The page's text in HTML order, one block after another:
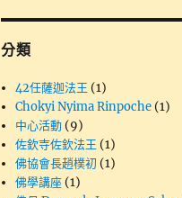
分類
42任薩迦法王 (1)
Chokyi Nyima Rinpoche (1)
中心活動 (9)
佐欽寺佐欽法王 (1)
佛協會長趙樸初 (1)
佛學講座 (1)